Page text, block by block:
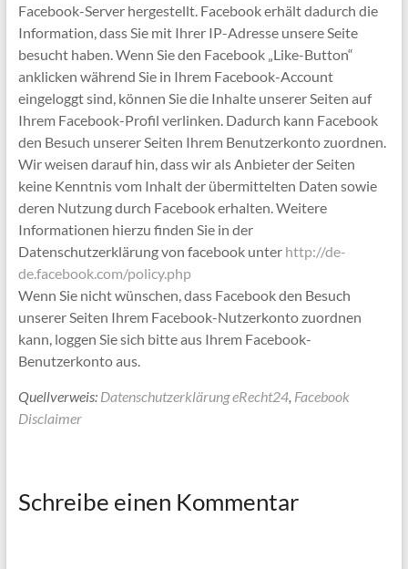
Facebook-Server hergestellt. Facebook erhält dadurch die
Information, dass Sie mit Ihrer IP-Adresse unsere Seite
besucht haben. Wenn Sie den Facebook „Like-Button“
anklicken während Sie in Ihrem Facebook-Account
eingeloggt sind, können Sie die Inhalte unserer Seiten auf
Ihrem Facebook-Profil verlinken. Dadurch kann Facebook
den Besuch unserer Seiten Ihrem Benutzerkonto zuordnen.
Wir weisen darauf hin, dass wir als Anbieter der Seiten
keine Kenntnis vom Inhalt der übermittelten Daten sowie
deren Nutzung durch Facebook erhalten. Weitere
Informationen hierzu finden Sie in der
Datenschutzerklärung von facebook unter http://de-
de.facebook.com/policy.php
Wenn Sie nicht wünschen, dass Facebook den Besuch
unserer Seiten Ihrem Facebook-Nutzerkonto zuordnen
kann, loggen Sie sich bitte aus Ihrem Facebook-
Benutzerkonto aus.
Quellverweis: Datenschutzerklärung eRecht24, Facebook
Disclaimer
Schreibe einen Kommentar